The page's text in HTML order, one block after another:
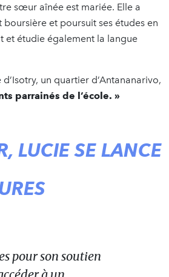
sœur aînée est mariée. Elle a
et poursuit ses études en
et étudie également la langue
un quartier d’Antananarivo,
parrainés de l’école. »
LUCIE SE LANCE
pour son soutien